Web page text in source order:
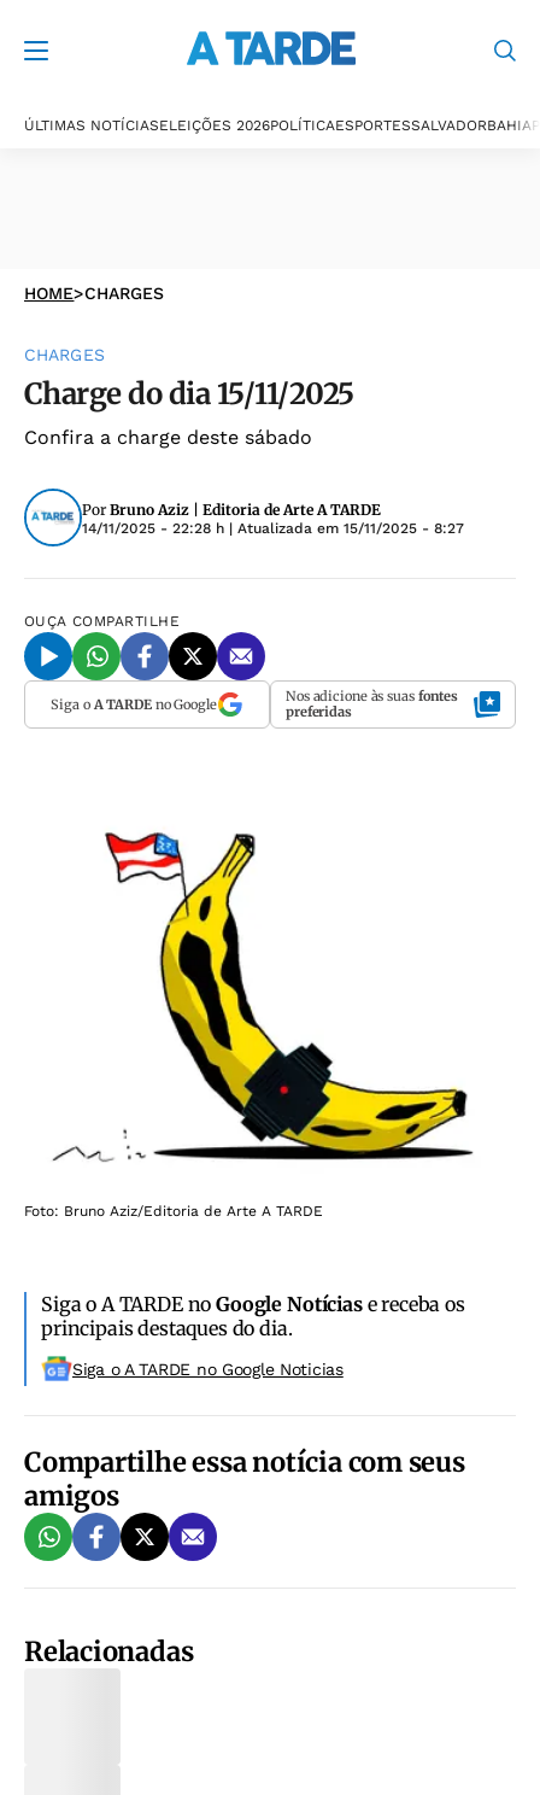
ÚLTIMAS NOTÍCIASELEIÇÕES 2026POLÍTICAESPORTESSALVADORBAHIA
HOME>CHARGES
CHARGES
Charge do dia 15/11/2025
Confira a charge deste sábado
Por Bruno Aziz | Editoria de Arte A TARDE
14/11/2025 - 22:28 h | Atualizada em 15/11/2025 - 8:27
OUÇA COMPARTILHE
Siga o A TARDEno Google Nos adicione às suas fontes
preferidas
Foto: Bruno Aziz/Editoria de Arte A TARDE
Siga o A TARDE noGoogle Notíciase receba os
principais destaques do dia.
Siga o A TARDE no Google Noticias
Compartilhe essa notícia com seus
amigos
Relacionadas